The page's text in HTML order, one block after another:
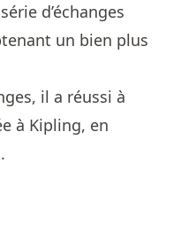
d’échanges
un bien plus
il a réussi à
à Kipling, en